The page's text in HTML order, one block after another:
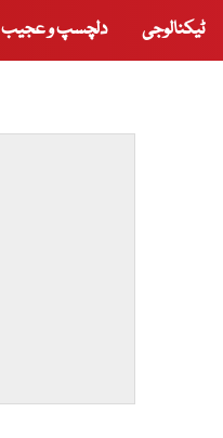
ٹیکنالوجی دلچسپ و عجیب